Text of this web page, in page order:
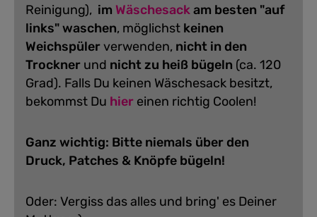
Reinigung), im Wäschesackam besten "auf
links" waschen, möglichst keinen
Weichspülerverwenden, nicht in den
Trockner und nicht zu heiß bügeln (ca. 120
Grad). Falls Du keinen Wäschesack besitzt,
bekommst Du hier einen richtig Coolen!
Ganz wichtig: Bitte niemals über den
Druck, Patches & Knöpfe bügeln!
Oder: Vergiss das alles und bring' es Deiner